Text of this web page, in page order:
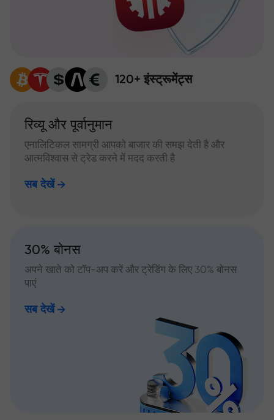
120+ इंस्ट्रूमेंट्स
रिव्यू और पूर्वानुमान
एनालिटिकल सामग्री आपको बाजार की समझ देती है और
आत्मविश्वास से ट्रेड करने में मदद करती है
सब देखें
30% बोनस
अपने खाते को टॉप-अप करें और ट्रेडिंग के लिए 30% बोनस
पाएं
सब देखें